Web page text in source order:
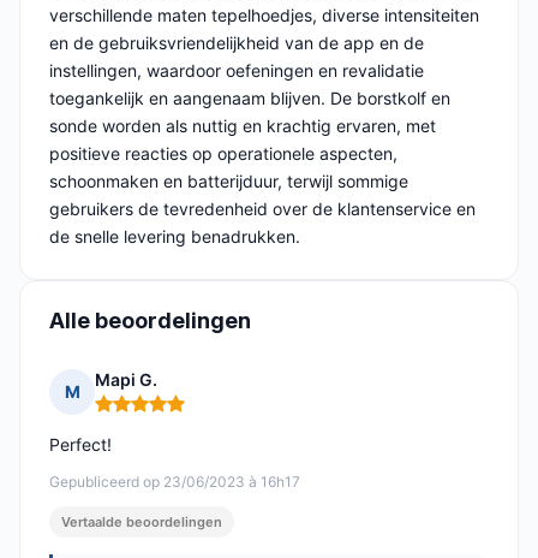
verschillende maten tepelhoedjes, diverse intensiteiten
en de gebruiksvriendelijkheid van de app en de
instellingen, waardoor oefeningen en revalidatie
toegankelijk en aangenaam blijven. De borstkolf en
sonde worden als nuttig en krachtig ervaren, met
positieve reacties op operationele aspecten,
schoonmaken en batterijduur, terwijl sommige
gebruikers de tevredenheid over de klantenservice en
de snelle levering benadrukken.
Alle beoordelingen
M
Mapi G.
Opmerking: 5 van 5
Gepubliceerd op 23/06/2023 à 16h17
Perfect!
Vertaalde beoordelingen